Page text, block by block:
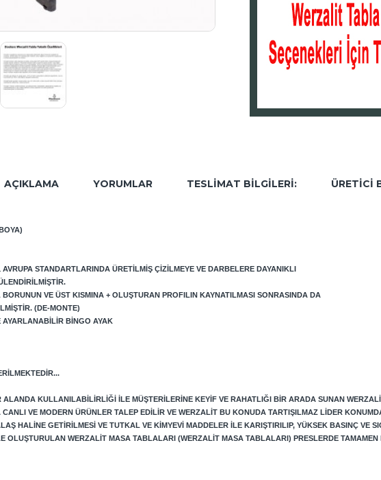
AÇIKLAMA YORUMLAR TESLIMAT BILGILERI: ÜRETICI
STANDARTLARINDA ÜRETILMIŞ ÇIZILMEYE VE DARBELERE DAYANIKLI
VE ÜST KISMINA + OLUŞTURAN PROFILIN KAYNATILMASI SONRASINDA DA
(DE-MONTE)
BINGO AYAK
KULLANILABILIRLIĞI ILE MÜŞTERILERINE KEYIF VE RAHATLIĞI BIR ARADA SUNAN
VE MODERN ÜRÜNLER TALEP EDILIR VE WERZALIT BU KONUDA TARTIŞILMAZ LIDER
HALINE GETIRILMESI VE TUTKAL VE KIMYEVI MADDELER ILE KARIŞTIRILIP, YÜKSEK BASINÇ VE
OLUŞTURULAN WERZALIT MASA TABLALARI (WERZALIT MASA TABLALARI) PRESLERDE